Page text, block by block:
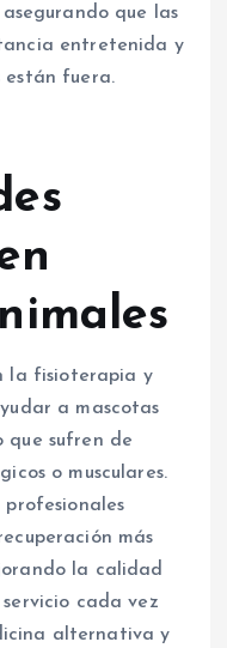
que las
entretenida y
están fuera.
la fisioterapia y
a mascotas
que sufren de
o musculares.
más
la calidad
cada vez
alternativa y